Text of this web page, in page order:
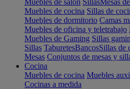
Muebles de salón SillasMesas
Muebles de cocina Sillas de
Muebles de dormitorio Camas
Muebles de oficina y teletrabajo
Muebles de Gaming Sillas
Sillas TaburetesBancosSillas de
Mesas Conjuntos de mesas y
Cocina
Muebles de cocina Muebles
Cocinas a medida